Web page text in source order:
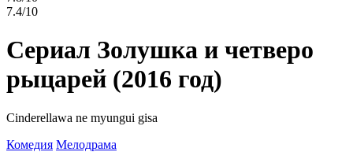
7.4/10
Сериал Золушка и четверо
рыцарей (2016 год)
Cinderellawa ne myungui gisa
Комедия Мелодрама